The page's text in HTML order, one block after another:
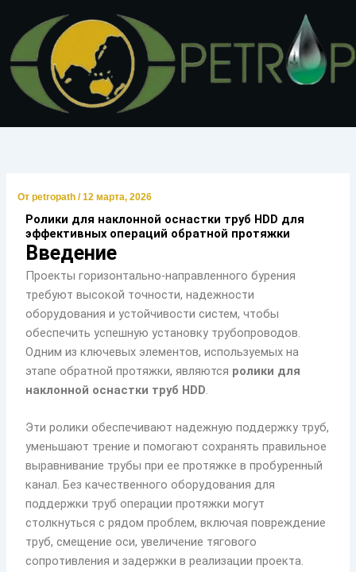
содержимому
Отpetropath/12 марта, 2026
Ролики для наклонной оснастки труб HDD для
эффективных операций обратной протяжки
Введение
Проекты горизонтально-направленного бурения
требуют высокой точности, надежности
оборудования и устойчивости систем, чтобы
обеспечить успешную установку трубопроводов.
Одним из ключевых элементов, используемых на
этапе обратной протяжки, являются ролики для
наклонной оснастки труб HDD.
Эти ролики обеспечивают надежную поддержку труб,
уменьшают трение и помогают сохранять правильное
выравнивание трубы при ее протяжке в пробуренный
канал. Без качественного оборудования для
поддержки труб операции протяжки могут
столкнуться с рядом проблем, включая повреждение
труб, смещение оси, увеличение тягового
сопротивления и задержки в реализации проекта.